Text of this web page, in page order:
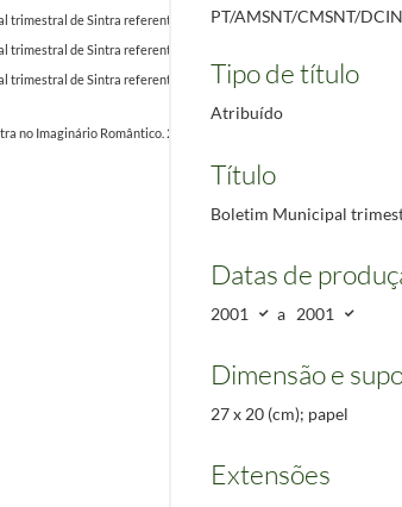
trimestral de Sintra referente aos meses de outubro a dezembro de
trimestral de Sintra referente aos meses de abril a junho de 1989.
trimestral de Sintra referente aos meses de julho a setembro de 2003.
no Imaginário Romântico. 2023-12-23/2023-12-23
PT/AMSNT/CMSNT/
Tipo de título
Atribuído
Título
Boletim Municipal
Datas de
2001 a 2001
Dimensão e
27 x 20 (cm); papel
Extensões